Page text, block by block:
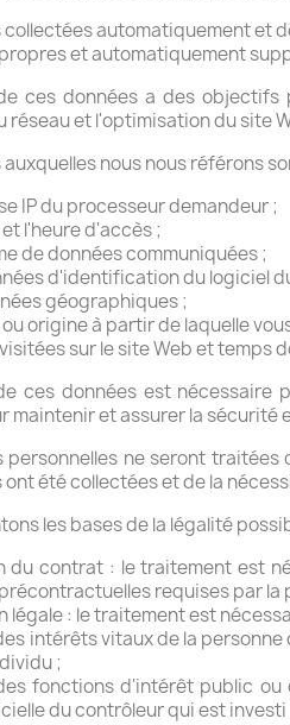
collectées automatiquement et
et automatiquement
ces données a des
réseau et l'optimisation du site
auxquelles nous nous référons
IP du processeur demandeur ;
l'heure d'accès ;
de données communiquées ;
d'identification du logiciel
géographiques ;
origine à partir de laquelle
sur le site Web et temps
ces données est nécessaire
maintenir et assurer la
personnelles ne seront
ont été collectées et de la
les bases de la légalité
du contrat : le traitement est
requises par la
légale : le traitement est
intérêts vitaux de la
;
fonctions d'intérêt public
du contrôleur qui est investi